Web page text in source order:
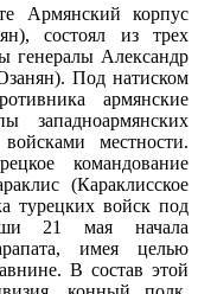
Армянский корпус
состоял из трех
генералы Александр
Под натиском
армянские
западноармянских
местности.
командование
(Караклисское
турецких войск под
21 мая начала
имея целью
В состав этой